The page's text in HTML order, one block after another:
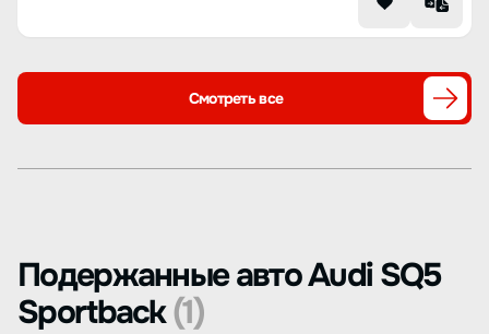
Смотреть все
Подержанные авто Audi SQ5
Sportback(1)